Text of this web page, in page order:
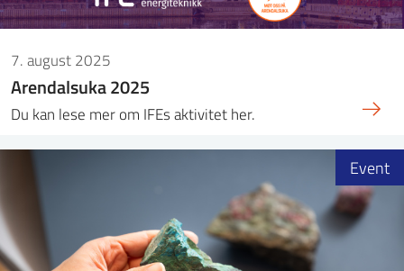
7. august 2025
Arendalsuka 2025
Du kan lese mer om IFEs aktivitet her.
Event